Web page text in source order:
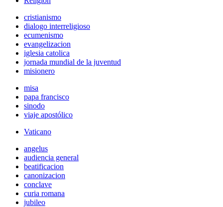
cristianismo
dialogo interreligioso
ecumenismo
evangelizacion
iglesia catolica
jornada mundial de la juventud
misionero
misa
papa francisco
sinodo
viaje apostólico
Vaticano
angelus
audiencia general
beatificacion
canonizacion
conclave
curia romana
jubileo